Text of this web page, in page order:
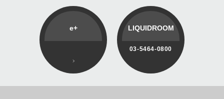
e+ LIQUIDROOM
03-5464-0800